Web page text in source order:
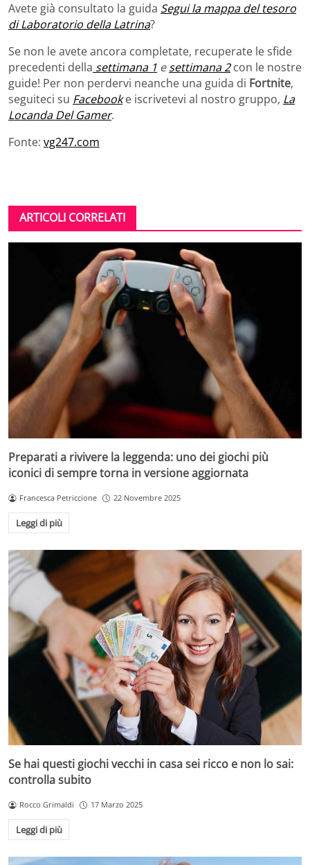
Avete già consultato la guida Segui la mappa del tesoro
di Laboratorio della Latrina?
Se non le avete ancora completate, recuperate le sfide
precedenti della settimana 1 esettimana 2con le nostre
guide! Per non perdervi neanche una guida di Fortnite,
seguiteci su Facebooke iscrivetevi al nostro gruppo, La
Locanda Del Gamer.
Fonte: vg247.com
ARTICOLI CORRELATI
Preparati a rivivere la leggenda: uno dei giochi più
iconici di sempre torna in versione aggiornata
Francesca Petriccione 22 Novembre 2025
Leggi di più
Se hai questi giochi vecchi in casa sei ricco e non lo sai:
controlla subito
Rocco Grimaldi 17 Marzo 2025
Leggi di più